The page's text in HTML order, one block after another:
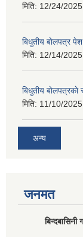
मिति: 12/24/
बिधुतीय बाेलपत्र
मिति: 12/14/
बिधुतीय बाेलपत्रकाे
मिति: 11/10/
अन्य
जनमत